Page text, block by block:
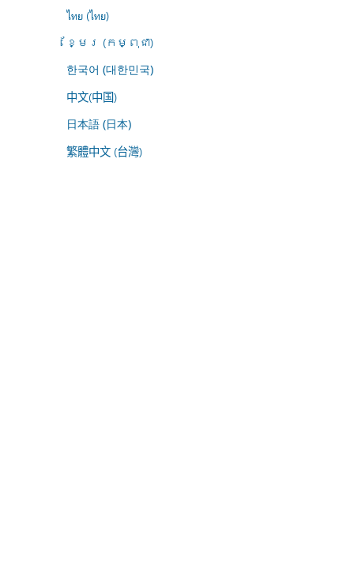
ไทย (ไทย)
ខ្មែរ (កម្ពុជា)
한국어 (대한민국)
中文(中国)
日本語 (日本)
繁體中文 (台灣)